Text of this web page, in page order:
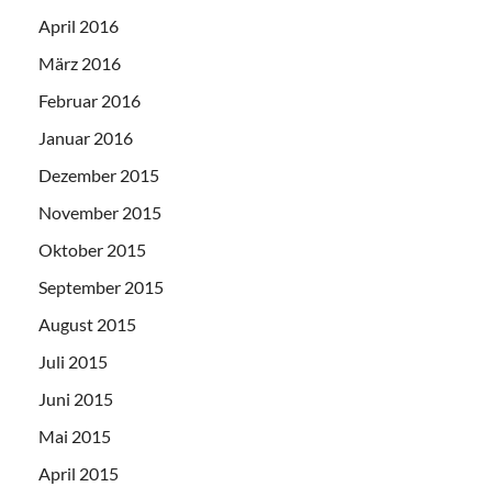
April 2016
März 2016
Februar 2016
Januar 2016
Dezember 2015
November 2015
Oktober 2015
September 2015
August 2015
Juli 2015
Juni 2015
Mai 2015
April 2015